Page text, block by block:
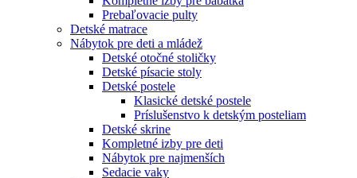
Prebaľovacie pulty
Detské matrace
Nábytok pre deti a mládež
Detské otočné stoličky
Detské písacie stoly
Detské postele
Klasické detské postele
Príslušenstvo k detským posteliam
Detské skrine
Kompletné izby pre deti
Nábytok pre najmenších
Sedacie vaky